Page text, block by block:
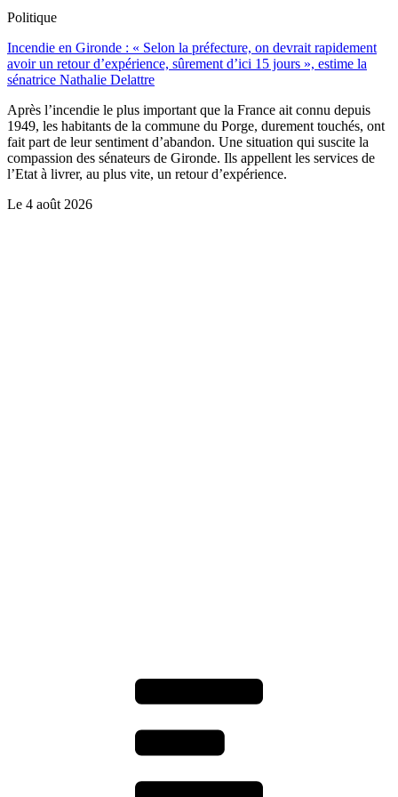
Politique
Incendie en Gironde : « Selon la préfecture, on devrait rapidement
avoir un retour d’expérience, sûrement d’ici 15 jours », estime la
sénatrice Nathalie Delattre
Après l’incendie le plus important que la France ait connu depuis
1949, les habitants de la commune du Porge, durement touchés, ont
fait part de leur sentiment d’abandon. Une situation qui suscite la
compassion des sénateurs de Gironde. Ils appellent les services de
l’Etat à livrer, au plus vite, un retour d’expérience.
Le 4 août 2026